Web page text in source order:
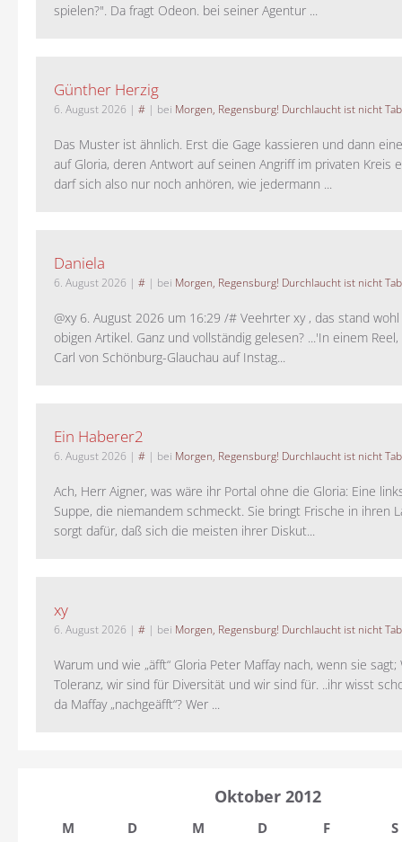
spielen?". Da fragt Odeon. bei seiner Agentur ...
Günther Herzig
6. August 2026 | # | bei Morgen, Regensburg! Durchlaucht ist nicht
Das Muster ist ähnlich. Erst die Gage kassieren und dann
auf Gloria, deren Antwort auf seinen Angriff im privaten Kreis
darf sich also nur noch anhören, wie jedermann ...
Daniela
6. August 2026 | # | bei Morgen, Regensburg! Durchlaucht ist nicht
@xy 6. August 2026 um 16:29 /# Veehrter xy , das stand
obigen Artikel. Ganz und vollständig gelesen? ...'In einem
Carl von Schönburg-Glauchau auf Instag...
Ein Haberer2
6. August 2026 | # | bei Morgen, Regensburg! Durchlaucht ist nicht
Ach, Herr Aigner, was wäre ihr Portal ohne die Gloria: Eine
Suppe, die niemandem schmeckt. Sie bringt Frische in ihren
sorgt dafür, daß sich die meisten ihrer Diskut...
xy
6. August 2026 | # | bei Morgen, Regensburg! Durchlaucht ist nicht
Warum und wie „äfft“ Gloria Peter Maffay nach, wenn sie
Toleranz, wir sind für Diversität und wir sind für. ..ihr wisst
da Maffay „nachgeäfft“? Wer ...
Oktober 2012
M D M D F
S